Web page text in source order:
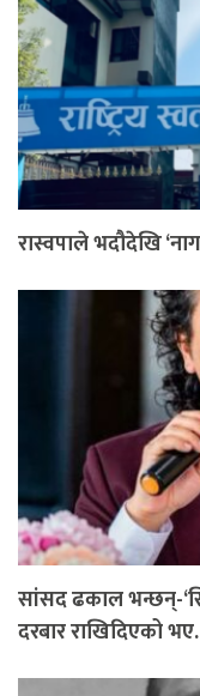
रास्वपाले भदौदेखि
सांसद ढकाल भन्छन्-
दरबार राखिदिएको